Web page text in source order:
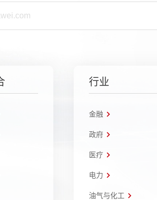
行业
金融
政府
医疗
电力
油气与化工